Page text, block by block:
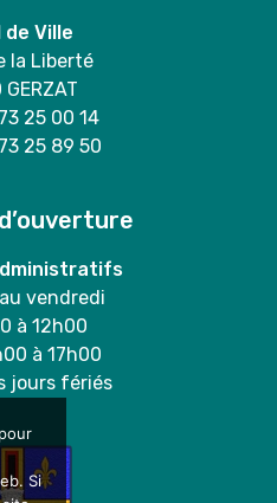
de Ville
la Liberté
25 00 14
25 89 50
vendredi
à 12h00
à 17h00
jours fériés
Si